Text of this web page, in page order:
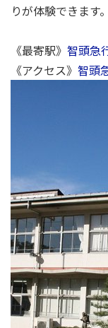
りが体験できます。
《最寄駅》 智頭急
《アクセス》 智頭